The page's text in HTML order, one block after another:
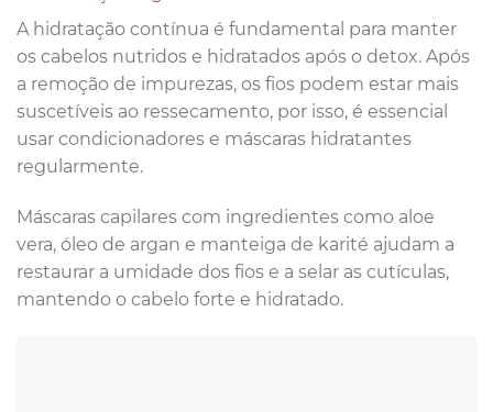
A hidratação contínua é fundamental para manter
os cabelos nutridos e hidratados após o detox. Após
a remoção de impurezas, os fios podem estar mais
suscetíveis ao ressecamento, por isso, é essencial
usar condicionadores e máscaras hidratantes
regularmente.
Máscaras capilares com ingredientes como aloe
vera, óleo de argan e manteiga de karité ajudam a
restaurar a umidade dos fios e a selar as cutículas,
mantendo o cabelo forte e hidratado.